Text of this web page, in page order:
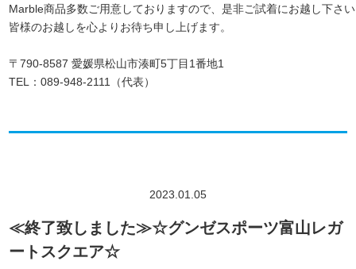
Marble商品多数ご用意しておりますので、是非ご試着にお越し下さ
皆様のお越しを心よりお待ち申し上げます。
〒790-8587 愛媛県松山市湊町5丁目1番地1
TEL：089-948-2111（代表）
2023.01.05
≪終了致しました≫☆グンゼスポーツ富山レガ
ートスクエア☆